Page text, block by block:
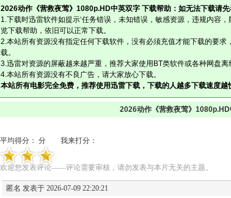
2026动作《营救夜莺》1080p.HD中英双字 下载帮助：如无法下载请
1.下载时迅雷软件如提示‘任务错误，未知错误，敏感资源，违规内容
览下载帮助，依旧可以正常下载。
2.本站所有资源没有指定任何下载软件，没有必须充值才能下载的要
载。
3.迅雷对资源的屏蔽越来越严重，推荐大家使用BT类软件或各种网盘离
4.本站所有资源没有不良广告，请大家放心下载。
本站所有电影完全免费，推荐使用迅雷下载，下载的人越多下载速度越
2026动作《营救夜莺》1080p.HD